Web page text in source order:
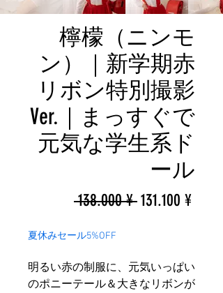
檸檬（ニンモ
ン）｜新学期赤
リボン特別撮影
Ver.｜まっすぐで
元気な学生系ド
ール
138.000 ¥ 一
格
131.100 ¥促
格
夏休みセール5%OFF
明るい赤の制服に、元気いっぱい
のポニーテール＆大きなリボンが